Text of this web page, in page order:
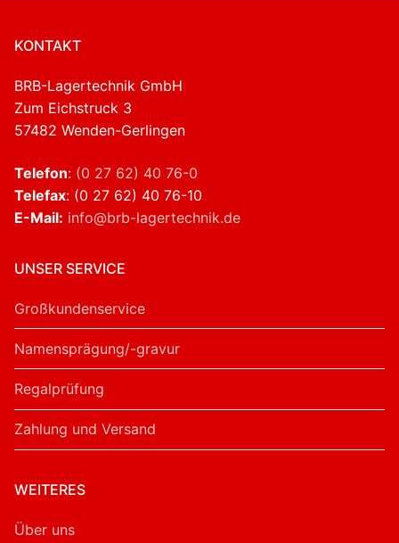
KONTAKT
BRB-Lagertechnik GmbH
Zum Eichstruck 3
57482 Wenden-Gerlingen
Telefon: (0 27 62) 40 76-0
Telefax: (0 27 62) 40 76-10
E-Mail: info@brb-lagertechnik.de
UNSER SERVICE
Großkundenservice
Namensprägung/-gravur
Regalprüfung
Zahlung und Versand
WEITERES
Über uns